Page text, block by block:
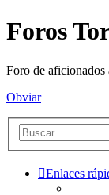
Foros
Foro de aficionados
Obviar
Enlaces